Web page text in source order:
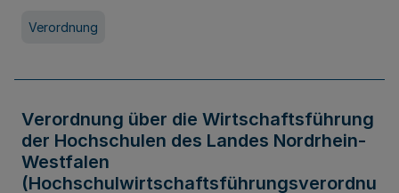
Verordnung
Verordnung über die Wirtschaftsführung
der Hochschulen des Landes Nordrhein-
Westfalen
(Hochschulwirtschaftsführungsverordnu